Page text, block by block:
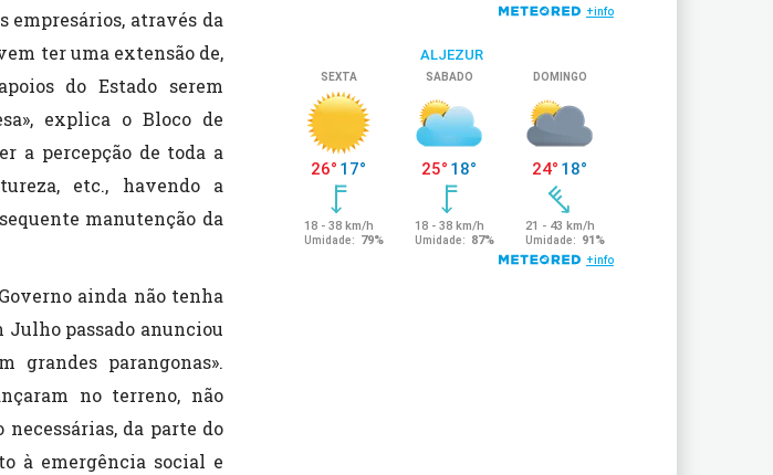
empresários, através da
ter uma extensão de,
do Estado serem
explica o Bloco de
a percepção de toda a
etc., havendo a
manutenção da
ainda não tenha
Julho passado anunciou
parangonas».
no terreno, não
necessárias, da parte do
à emergência social e